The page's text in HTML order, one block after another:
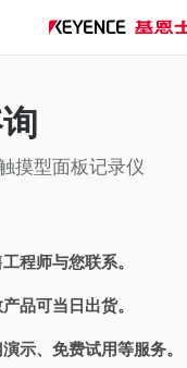
摸型面板记录仪
程师与您联系。
品可当日出货。
示、免费试用等服务。